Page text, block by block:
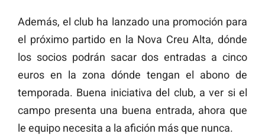
Además, el club ha lanzado una promoción para
el próximo partido en la Nova Creu Alta, dónde
los socios podrán sacar dos entradas a cinco
euros en la zona dónde tengan el abono de
temporada. Buena iniciativa del club, a ver si el
campo presenta una buena entrada, ahora que
le equipo necesita a la afición más que nunca.